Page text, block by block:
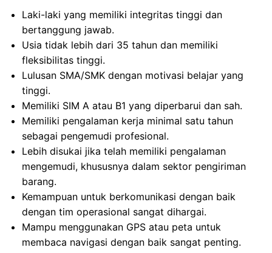
Laki-laki yang memiliki integritas tinggi dan
bertanggung jawab.
Usia tidak lebih dari 35 tahun dan memiliki
fleksibilitas tinggi.
Lulusan SMA/SMK dengan motivasi belajar yang
tinggi.
Memiliki SIM A atau B1 yang diperbarui dan sah.
Memiliki pengalaman kerja minimal satu tahun
sebagai pengemudi profesional.
Lebih disukai jika telah memiliki pengalaman
mengemudi, khususnya dalam sektor pengiriman
barang.
Kemampuan untuk berkomunikasi dengan baik
dengan tim operasional sangat dihargai.
Mampu menggunakan GPS atau peta untuk
membaca navigasi dengan baik sangat penting.